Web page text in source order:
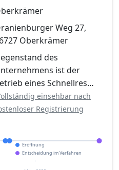
nach kostenloser
verfügbar
registrieren
Weg 27,
Oberkrämer
des
ist der
eines Schnellres…
einsehbar nach
Registrierung
Eröffnung
Entscheidung im Verfahren